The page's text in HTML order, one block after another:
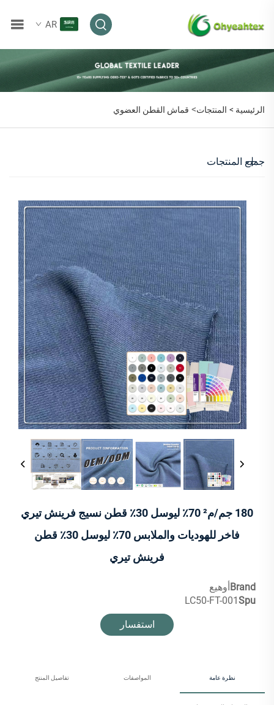
AR
الرئيسية > المنتجات> قماش القطن العضوي
جميع المنتجات
180 جم/م² 70٪ ليوسل 30٪ قطن نسيج فرينش تيري
فاخر للهوديات والملابس 70٪ ليوسل 30٪ قطن
فرينش تيري
Brand أوهيع
Spu
LC50-FT-001
استفسار
نظرة عامة المواصفات تفاصيل المنتج